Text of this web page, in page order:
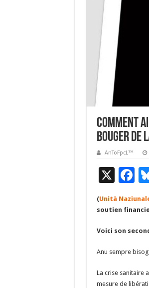
Comment
bouger de
AnToFpcL™
X F
ac
e
o
o
k
(Unità
soutien
Voici son
Anu sempre
La crise sanitaire
mesure de